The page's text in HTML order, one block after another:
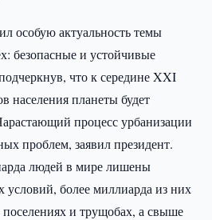
особую актуальность темы
безопасные и устойчивые
что к середине XXI
населения планеты будет
процесс урбанизации
проблем, заявил президент.
людей в мире лишены
более миллиарда из них
и трущобах, а свыше